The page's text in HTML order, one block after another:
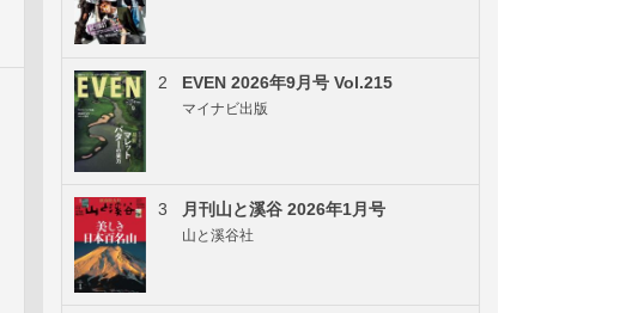
2 EVEN 2026年9月号 Vol.215
マイナビ出版
3 月刊山と溪谷 2026年1月号
山と溪谷社